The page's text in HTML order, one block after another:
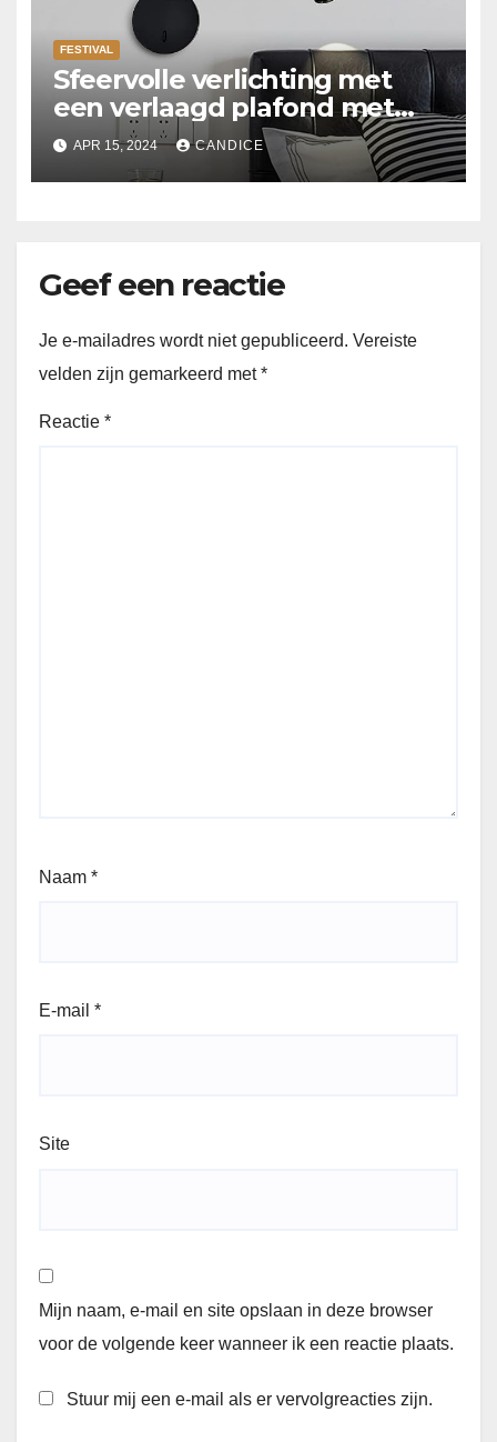
FESTIVAL
Sfeervolle verlichting met
een verlaagd plafond met
Suspended ceiling light.
APR 15, 2024 CANDICE
Geef een reactie
Je e-mailadres wordt niet gepubliceerd. Vereiste
velden zijn gemarkeerd met*
Reactie *
Naam *
E-mail *
Site
Mijn naam, e-mail en site opslaan in deze browser
voor de volgende keer wanneer ik een reactie plaats.
Stuur mij een e-mail als er vervolgreacties zijn.